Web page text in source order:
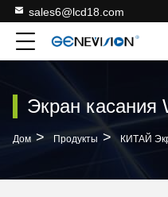
sales6@lcd18.com
Экран касания
Дом > Продукты > КИТАЙ